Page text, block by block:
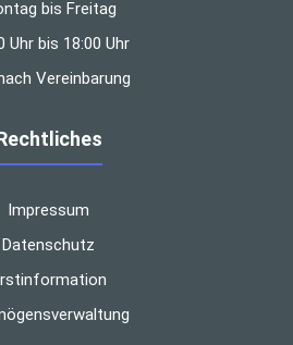
bis Freitag
Uhr bis 18:00 Uhr
Vereinbarung
Impressum
Datenschutz